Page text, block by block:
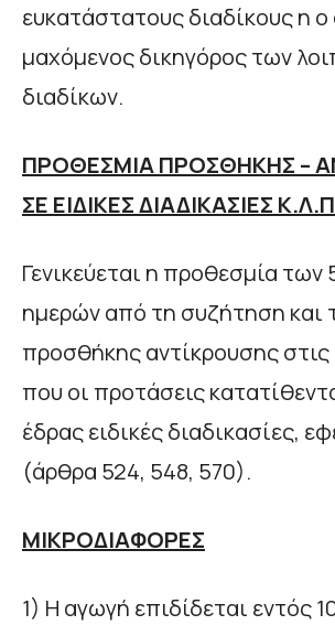
ευκατάστατους διαδίκους η
μαχόμενος δικηγόρος των
διαδίκων.
ΠΡΟΘΕΣΜΙΑ ΠΡΟΣΘΗΚΗΣ –
ΣΕ ΕΙΔΙΚΕΣ ΔΙΑΔΙΚΑΣΙΕΣ
Γενικεύεται η προθεσμία των
ημερών από τη συζήτηση και
προσθήκης αντίκρουσης στις
που οι προτάσεις
έδρας ειδικές διαδικασίες,
(άρθρα 524, 548, 570).
ΜΙΚΡΟΔΙΑΦΟΡΕΣ
1) Η αγωγή επιδίδεται εντός